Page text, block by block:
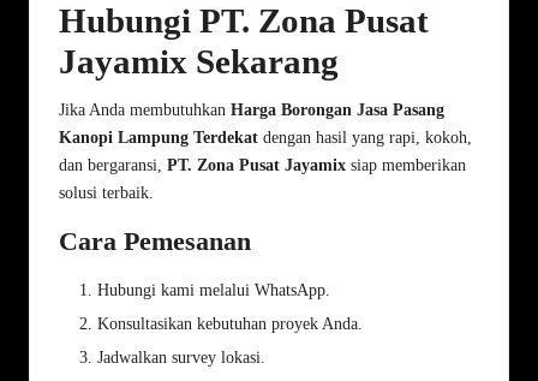
Hubungi PT. Zona Pusat
Jayamix Sekarang
Jika Anda membutuhkan Harga Borongan Jasa Pasang
Kanopi Lampung Terdekat dengan hasil yang rapi, kokoh,
dan bergaransi, PT. Zona Pusat Jayamix siap memberikan
solusi terbaik.
Cara Pemesanan
Hubungi kami melalui WhatsApp
Konsultasikan kebutuhan proyek Anda.
Jadwalkan survey lokasi.